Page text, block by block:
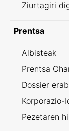
Ziurtagiri
Prentsa
Albisteak
Prentsa
Dossier
Korporazio-
Pezetaren